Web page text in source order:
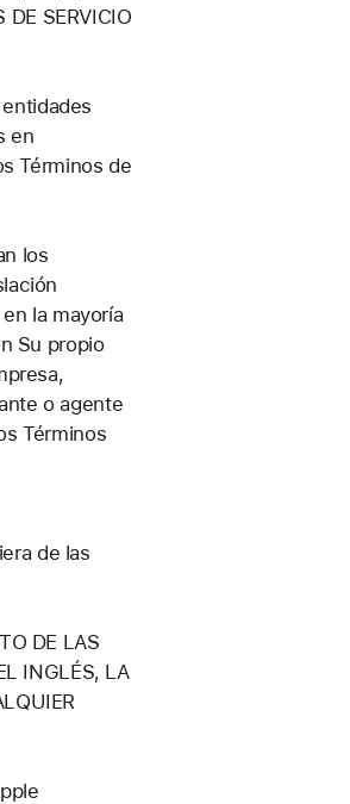
DE SERVICIO
en
Términos de
los
la mayoría
Su propio
o agente
Términos
de las
DE LAS
INGLÉS, LA